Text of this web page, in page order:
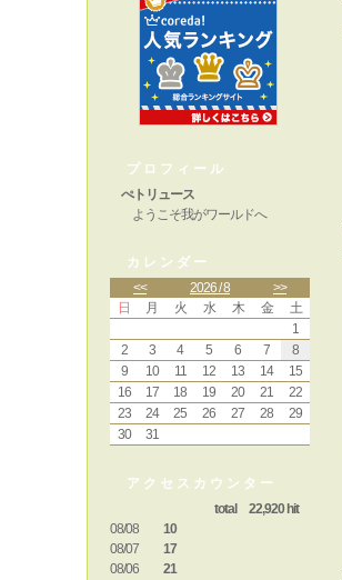
プロフィール
ぺトリュース
ようこそ我がワールドへ
カレンダー
<<
2026 / 8
>>
日
月 火 水 木 金
土
1
2
3 4 5 6 7
8
9
10 11 12 13 14
15
16
17 18 19 20 21
22
23
24 25 26 27 28
29
30
31
アクセスカウンター
total 22,920 hit
08/08
10
08/07
17
08/06
21